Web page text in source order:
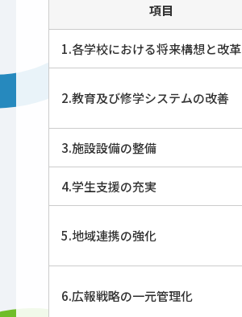
項目
1.各学校における将来構想と改革
2.教育及び修学システムの改善
3.施設設備の整備
4.学生支援の充実
5.地域連携の強化
6.広報戦略の一元管理化